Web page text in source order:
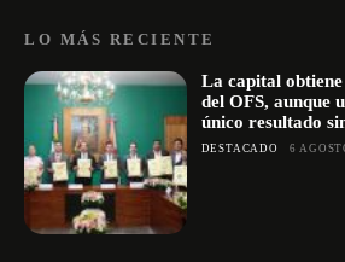
LO MÁS RECIENTE
La capital
del OFS, aunque
único resultado
DESTACADO 6